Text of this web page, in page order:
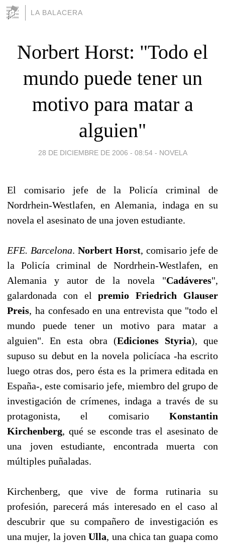
LA BALACERA
Norbert Horst: "Todo el
mundo puede tener un
motivo para matar a
alguien"
28 DE DICIEMBRE DE 2006 - 08:54 - NOVELA
El comisario jefe de la Policía criminal de
Nordrhein-Westlafen, en Alemania, indaga en su
novela el asesinato de una joven estudiante.
EFE. Barcelona. Norbert Horst, comisario jefe de
la Policía criminal de Nordrhein-Westlafen, en
Alemania y autor de la novela "Cadáveres",
galardonada con elpremio Friedrich Glauser
Preis, ha confesado en una entrevista que "todo el
mundo puede tener un motivo para matar a
alguien". En esta obra (Ediciones Styria), que
supuso su debut en la novela policíaca -ha escrito
luego otras dos, pero ésta es la primera editada en
España-, este comisario jefe, miembro del grupo de
investigación de crímenes, indaga a través de su
protagonista, el comisario Konstantin
Kirchenberg, qué se esconde tras el asesinato de
una joven estudiante, encontrada muerta con
múltiples puñaladas.
Kirchenberg, que vive de forma rutinaria su
profesión, parecerá más interesado en el caso al
descubrir que su compañero de investigación es
una mujer, la jovenUlla, una chica tan guapa como